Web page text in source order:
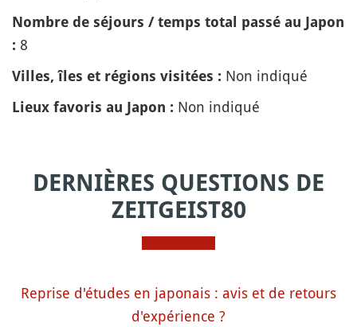
Nombre de séjours / temps total passé au Japon
: 8
Villes, îles et régions visitées : Non indiqué
Lieux favoris au Japon : Non indiqué
DERNIÈRES QUESTIONS DE
ZEITGEIST80
Reprise d'études en japonais : avis et de retours
d'expérience ?